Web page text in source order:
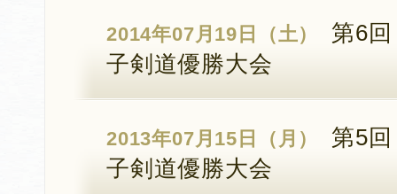
2014年07月19日（土）
第6
子剣道優勝大会
2013年07月15日（月）
第5
子剣道優勝大会